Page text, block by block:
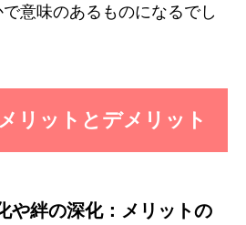
意味のあるものになるでし
リットとデメリット
や絆の深化：メリットの